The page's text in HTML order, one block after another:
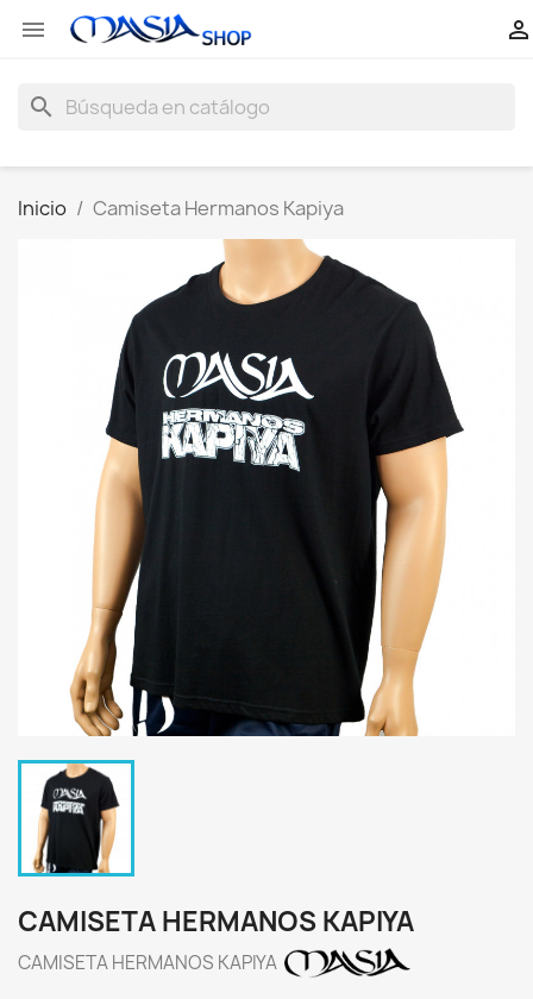
 
search
Inicio Camiseta Hermanos Kapiya
CAMISETA HERMANOS KAPIYA
CAMISETA HERMANOS KAPIYA